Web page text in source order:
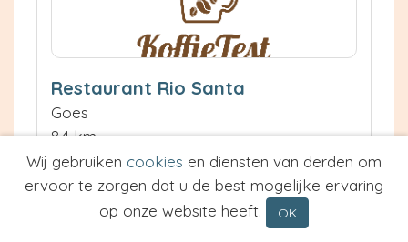
Restaurant Rio Santa
Goes
8.4 km
Waardering:
Neem contact op
Wij gebruiken cookies en diensten van derden om
ervoor te zorgen dat u de best mogelijke ervaring
op onze website heeft.
OK